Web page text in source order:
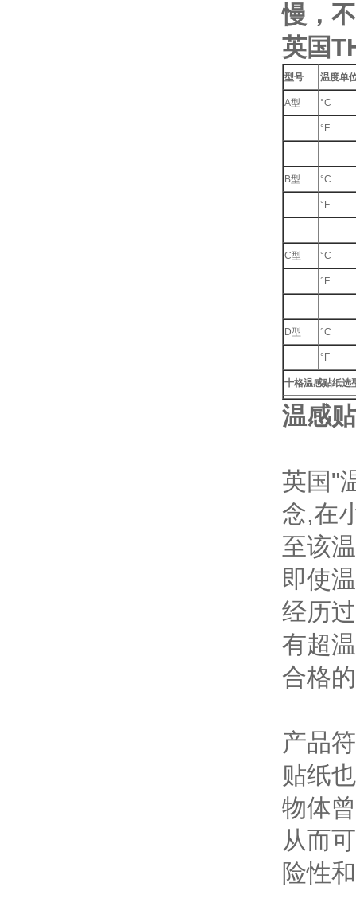
慢，
英国
型号 温度单
A型 °C
°F
B型 °C
°F
C型 °C
°F
D型 °C
°F
十格温感贴纸选
温感
英国"
念,在
至该
即使
经历
有超
合格
产品
贴纸
物体
从而
险性